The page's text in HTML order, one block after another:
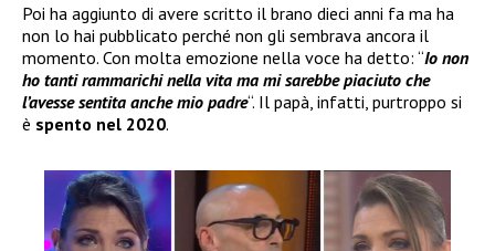
Poi ha aggiunto di avere scritto il brano dieci anni fa ma ha
non lo hai pubblicato perché non gli sembrava ancora il
momento. Con molta emozione nella voce ha detto: “Io non
ho tanti rammarichi nella vita ma mi sarebbe piaciuto che
l’avesse sentita anche mio padre“. Il papà, infatti, purtroppo si
è spento nel 2020.